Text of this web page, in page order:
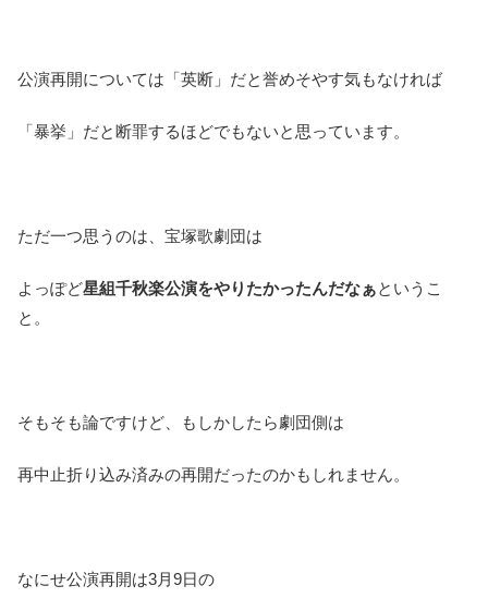
公演再開については「英断」だと誉めそやす気もなければ
「暴挙」だと断罪するほどでもないと思っています。
ただ一つ思うのは、宝塚歌劇団は
よっぽど星組千秋楽公演をやりたかったんだなぁというこ
と。
そもそも論ですけど、もしかしたら劇団側は
再中止折り込み済みの再開だったのかもしれません。
なにせ公演再開は3月9日の